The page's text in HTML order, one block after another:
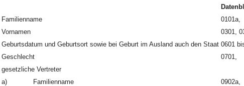
Familienname
0101a,
Vornamen
0301,
Geburtsdatum und Geburtsort sowie bei Geburt im Ausland auch den Staat 0601
Geschlecht
0701,
gesetzliche Vertreter
a)
Familienname
0902a,